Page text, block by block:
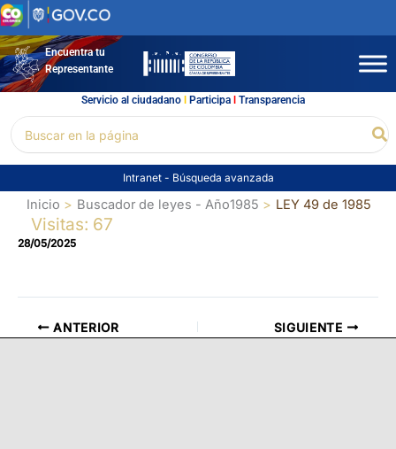
Ir
al
contenidoEncuentra tu
Representante
Servicio al ciudadano l Participal Transparencia
por:
Intranet - Búsqueda avanzada
Inicio Buscador de leyes - Año1985 LEY 49 de 1985
Visitas: 67
28/05/2025
ANTERIOR SIGUIENTE